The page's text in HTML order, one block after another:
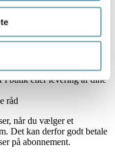
rigtige styrke
ved styrkeændring
og pleje af linserne
Danmark
i butik eller levering af dine
råd
når du vælger et
Det kan derfor godt betale
på abonnement.